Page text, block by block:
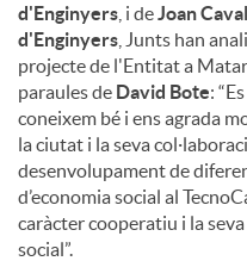
d'Enginyers , i de Joan
d'Enginyers , Junts han
projecte de l'Entitat a
paraules de David Bote:
coneixem bé i ens agrada
la ciutat i la seva
desenvolupament de
d’economia social al
caràcter cooperatiu i la
social”.